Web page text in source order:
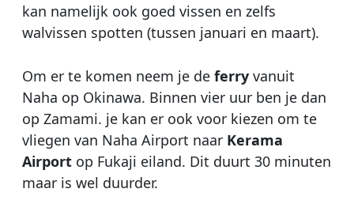
kan namelijk ook goed vissen en zelfs
walvissen spotten (tussen januari en maart).
Om er te komen neem je de ferryvanuit
Naha op Okinawa. Binnen vier uur ben je dan
op Zamami. je kan er ook voor kiezen om te
vliegen van Naha Airport naar Kerama
Airportop Fukaji eiland. Dit duurt 30 minuten
maar is wel duurder.